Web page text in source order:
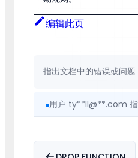
编辑此页
指出文档中的错误或问
用户 ty**ll@**.com
用户